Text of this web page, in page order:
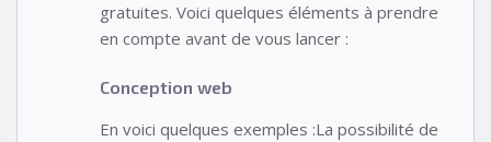
gratuites. Voici quelques éléments à prendre
en compte avant de vous lancer :
Conception web
En voici quelques exemples :La possibilité de